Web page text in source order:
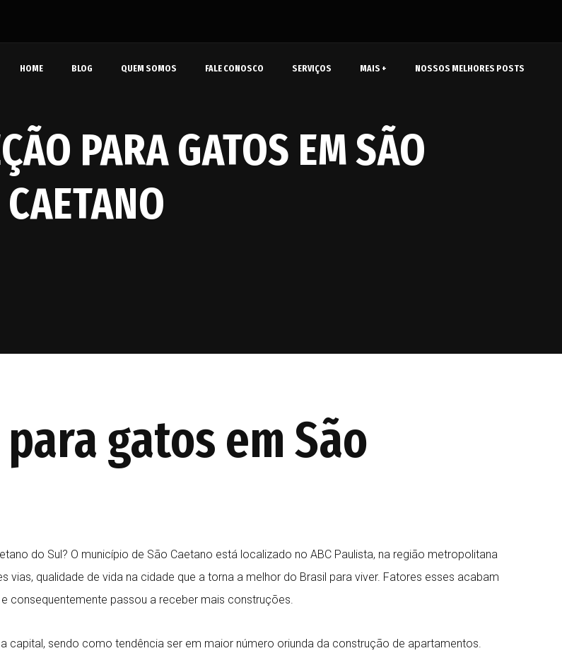
HOME BLOG QUEM SOMOS FALE CONOSCO SERVIÇOS MAIS + NOSSOS MELHORES POSTS
PARA GATOS EM SÃO
CAETANO
gatos em São
do Sul? O município de São Caetano está localizado no ABC Paulista, na região metropolitana
qualidade de vida na cidade que a torna a melhor do Brasil para viver. Fatores esses acabam
consequentemente passou a receber mais construções.
capital, sendo como tendência ser em maior número oriunda da construção de apartamentos.